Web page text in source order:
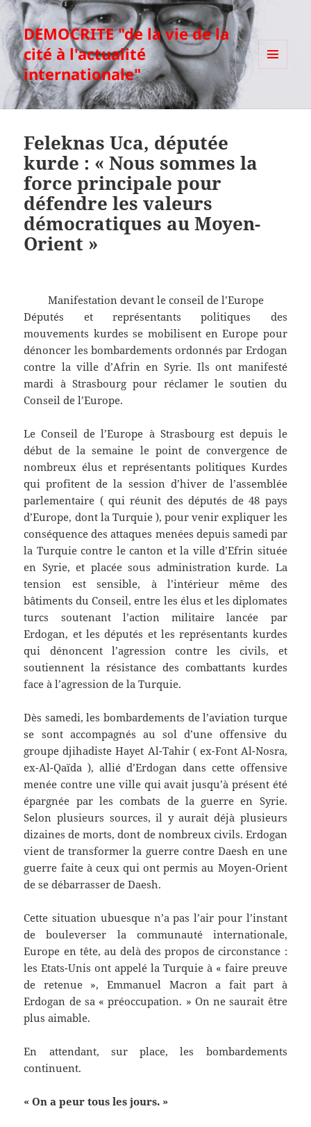
DEMOCRITE "de la vie de la
cité à l'actualité
internationale"
Feleknas Uca, députée
kurde : « Nous sommes la
force principale pour
défendre les valeurs
démocratiques au Moyen-
Orient »
Manifestation devant le conseil de l’Europe
Députés et représentants politiques des
mouvements kurdes se mobilisent en Europe pour
dénoncer les bombardements ordonnés par Erdogan
contre la ville d’Afrin en Syrie. Ils ont manifesté
mardi à Strasbourg pour réclamer le soutien du
Conseil de l’Europe.
Le Conseil de l’Europe à Strasbourg est depuis le
début de la semaine le point de convergence de
nombreux élus et représentants politiques Kurdes
qui profitent de la session d’hiver de l’assemblée
parlementaire ( qui réunit des députés de 48 pays
d’Europe, dont la Turquie ), pour venir expliquer les
conséquence des attaques menées depuis samedi par
la Turquie contre le canton et la ville d’Efrin située
en Syrie, et placée sous administration kurde. La
tension est sensible, à l’intérieur même des
bâtiments du Conseil, entre les élus et les diplomates
turcs soutenant l’action militaire lancée par
Erdogan, et les députés et les représentants kurdes
qui dénoncent l’agression contre les civils, et
soutiennent la résistance des combattants kurdes
face à l’agression de la Turquie.
Dès samedi, les bombardements de l’aviation turque
se sont accompagnés au sol d’une offensive du
groupe djihadiste Hayet Al-Tahir ( ex-Font Al-Nosra,
ex-Al-Qaïda ), allié d’Erdogan dans cette offensive
menée contre une ville qui avait jusqu’à présent été
épargnée par les combats de la guerre en Syrie.
Selon plusieurs sources, il y aurait déjà plusieurs
dizaines de morts, dont de nombreux civils. Erdogan
vient de transformer la guerre contre Daesh en une
guerre faite à ceux qui ont permis au Moyen-Orient
de se débarrasser de Daesh.
Cette situation ubuesque n’a pas l’air pour l’instant
de bouleverser la communauté internationale,
Europe en tête, au delà des propos de circonstance :
les Etats-Unis ont appelé la Turquie à « faire preuve
de retenue », Emmanuel Macron a fait part à
Erdogan de sa « préoccupation. » On ne saurait être
plus aimable.
En attendant, sur place, les bombardements
continuent.
« On a peur tous les jours. »